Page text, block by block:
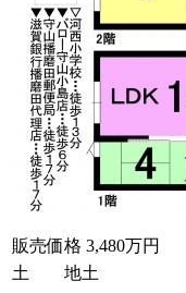
販売価格 3,480万円
土 地土